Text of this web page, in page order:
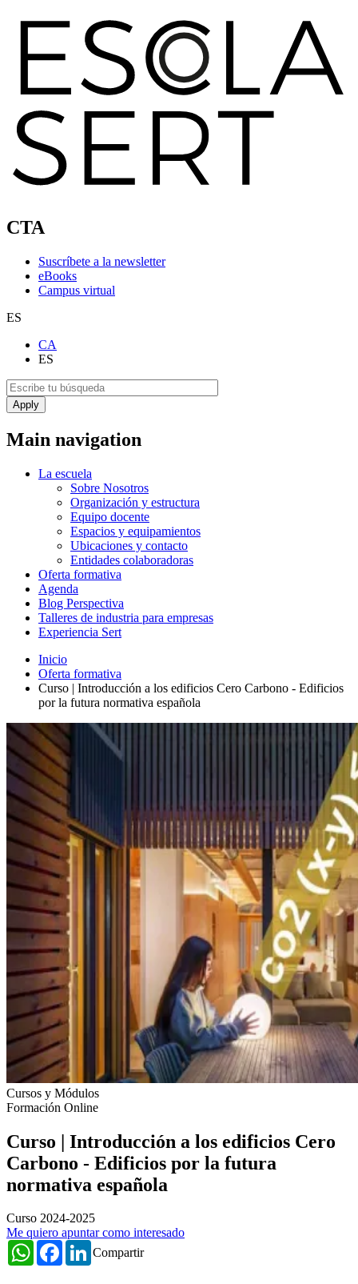
CTA
Suscríbete a la newsletter
eBooks
Campus virtual
ES
CA
ES
Main navigation
La escuela
Sobre Nosotros
Organización y estructura
Equipo docente
Espacios y equipamientos
Ubicaciones y contacto
Entidades colaboradoras
Oferta formativa
Agenda
Blog Perspectiva
Talleres de industria para empresas
Experiencia Sert
Inicio
Oferta formativa
Curso | Introducción a los edificios Cero Carbono - Edificios
por la futura normativa española
Cursos y Módulos
Formación Online
Curso | Introducción a los edificios Cero
Carbono - Edificios por la futura
normativa española
Curso 2024-2025
Me quiero apuntar como interesado
Compartir
WhatsAppFacebookLinkedIn